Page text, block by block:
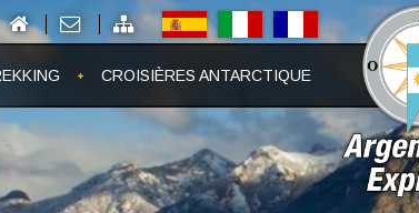
CROISIÈRES ANTARCTIQUE